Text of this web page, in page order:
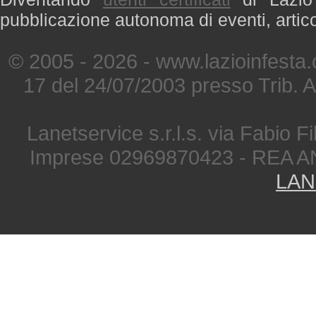
pubblicazione autonoma di eventi,
© 2005 - 2026 -
17 del 24/07/2003 presso Trib.
Lanetservice s.r.l.s. via Fabio
Imprese 02969870423 - REA